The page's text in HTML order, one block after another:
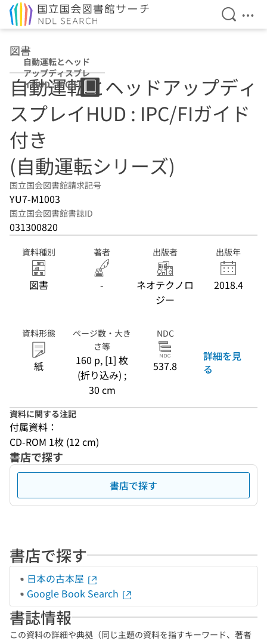
検索を
メ
図書
自動運転とヘッド
アップディスプレ
イHUD : IPC/FIガ
イド付き (自動運
転シリーズ)
自動運転とヘッドアップディ
スプレイHUD : IPC/FIガイド
付き
(自動運転シリーズ)
国立国会図書館請求記号
YU7-M1003
国立国会図書館書誌ID
031300820
資料種別
図書
著者
-
出版者
ネオテクノロ
ジー
出版年
2018.4
資料形態
紙
ページ数・大き
さ等
160 p, [1] 枚
(折り込み) ;
30 cm
NDC
537.8
詳細を見
る
資料に関する注記
付属資料：
CD-ROM 1枚 (12 cm)
書店で探す
書店で探す
書店で探す
日本の古本屋
Google Book Search
書誌情報
この資料の詳細や典拠（同じ主題の資料を指すキーワード、著者